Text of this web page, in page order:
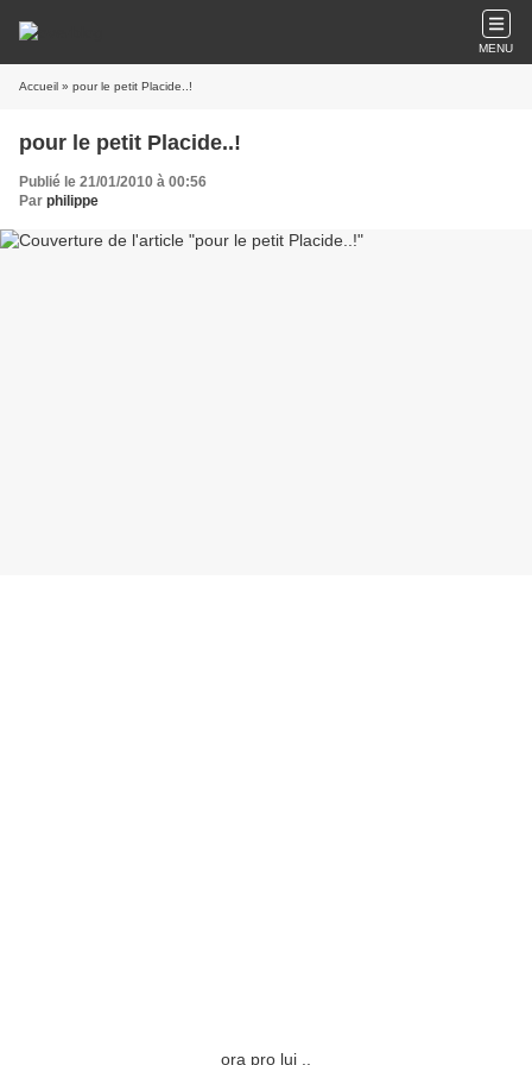
MENU
Accueil » pour le petit Placide..!
pour le petit Placide..!
Publié le 21/01/2010 à 00:56
Par philippe
ora pro lui ..